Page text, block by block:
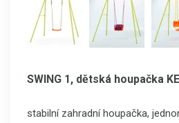
SWING 1, dětská houpačka
stabilní zahradní houpačka,